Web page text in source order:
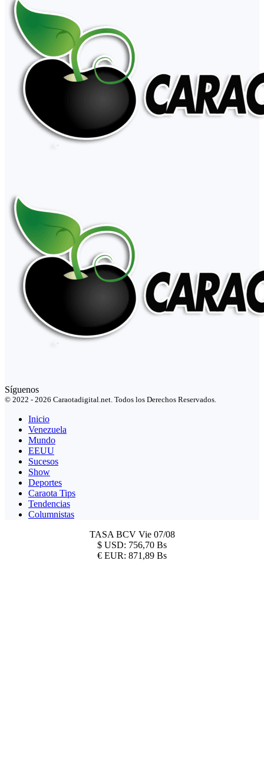
Síguenos
© 2022 - 2026 Caraotadigital.net. Todos los Derechos Reservados.
Inicio
Venezuela
Mundo
EEUU
Sucesos
Show
Deportes
Caraota Tips
Tendencias
Columnistas
TASA BCV Vie 07/08
$ USD: 756,70 Bs
€ EUR: 871,89 Bs